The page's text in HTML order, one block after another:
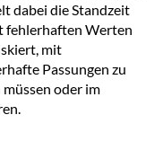
dabei die Standzeit
fehlerhaften Werten
mit
Passungen zu
oder im